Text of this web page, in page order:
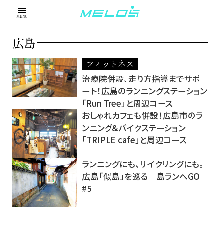
MENU
広島
フィットネス
治療院併設、走り方指導までサポ
ート！広島のランニングステーション
「Run Tree」と周辺コース
おしゃれカフェも併設！広島市のラ
ンニング＆バイクステーション
「TRIPLE cafe」と周辺コース
ランニングにも、サイクリングにも。
広島「似島」を巡る│島ランへGO
#5